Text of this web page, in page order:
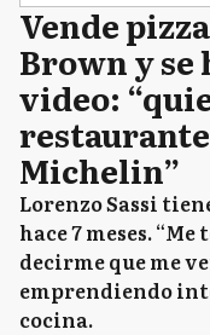
Vende
Brown y
video:
Michelin”
Lorenzo Sassi
hace 7 meses.
decirme que me
emprendiendo
cocina.